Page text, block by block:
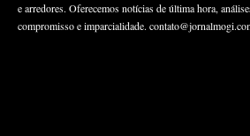
e arredores. Oferecemos notícias de última hora,
compromisso e imparcialidade.